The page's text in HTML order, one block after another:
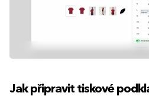
Jak připravit tiskové